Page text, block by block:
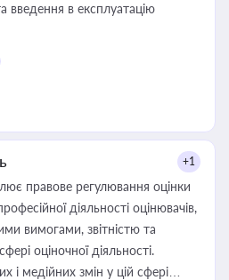
введення в експлуатацію
+1
правове регулювання оцінки
діяльності оцінювачів,
вимогами, звітністю та
оціночної діяльності.
і медійних змін у цій сфері